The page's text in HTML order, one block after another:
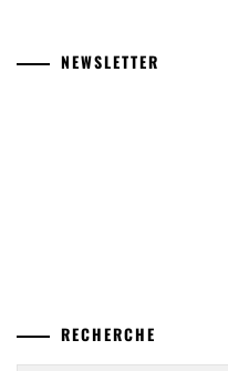
NEWSLETTER
RECHERCHE